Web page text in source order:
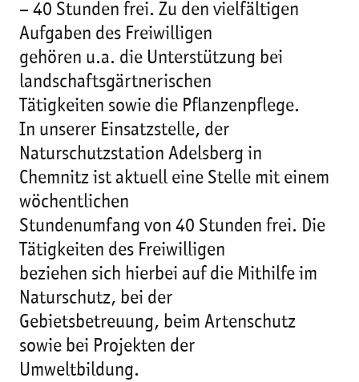
– 40 Stunden frei. Zu den vielfältigen
Aufgaben des Freiwilligen
gehören u.a. die Unterstützung bei
landschaftsgärtnerischen
Tätigkeiten sowie die Pflanzenpflege.
In unserer Einsatzstelle, der
Naturschutzstation Adelsberg in
Chemnitz ist aktuell eine Stelle mit einem
wöchentlichen
Stundenumfang von 40 Stunden frei. Die
Tätigkeiten des Freiwilligen
beziehen sich hierbei auf die Mithilfe im
Naturschutz, bei der
Gebietsbetreuung, beim Artenschutz
sowie bei Projekten der
Umweltbildung.